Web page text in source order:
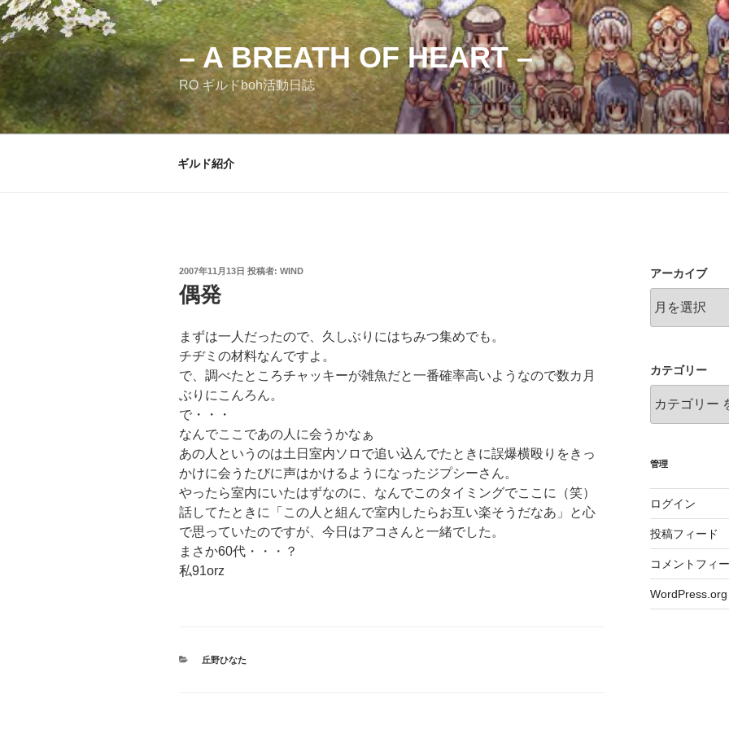
コ
ン
テ
ン
へ
ス
– A BREATH OF HEART –
RO ギルドboh活動日誌
ギルド紹介
投
稿
日:
2007年11月13日 投稿者: WIND
偶発
まずは一人だったので、久しぶりにはちみつ集めでも。
チヂミの材料なんですよ。
で、調べたところチャッキーが雑魚だと一番確率高いようなので数カ月
ぶりにこんろん。
で・・・
なんでここであの人に会うかなぁ
あの人というのは土日室内ソロで追い込んでたときに誤爆横殴りをきっ
かけに会うたびに声はかけるようになったジプシーさん。
やったら室内にいたはずなのに、なんでこのタイミングでここに（笑）
話してたときに「この人と組んで室内したらお互い楽そうだなあ」と心
で思っていたのですが、今日はアコさんと一緒でした。
まさか60代・・・？
私91orz
カ
丘野ひなた
アーカイブ
カテゴリー
管理
ログイン
投稿フィード
コメントフィ
WordPress.org